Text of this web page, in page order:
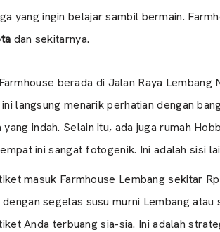
yang ingin belajar sambil bermain.
dan sekitarnya.
Farmhouse berada di Jalan Raya Lembang
langsung menarik perhatian dengan
indah. Selain itu, ada juga rumah
ini sangat fotogenik. Ini adalah sisi
masuk Farmhouse Lembang sekitar
segelas susu murni Lembang
Anda terbuang sia-sia. Ini adalah